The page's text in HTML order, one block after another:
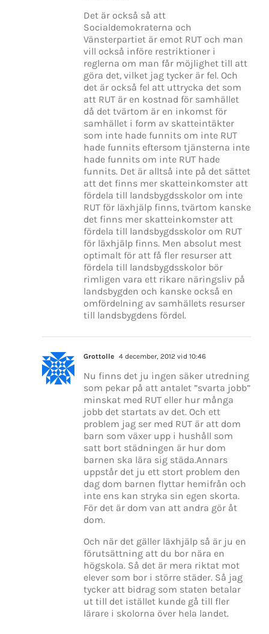
Det är också så att
Socialdemokraterna och
Vänsterpartiet är emot RUT och man
vill också införe restriktioner i
reglerna om man får möjlighet till att
göra det, vilket jag tycker är fel. Och
det är också fel att uttrycka det som
att RUT är en kostnad för samhället
då det tvärtom är en inkomst för
samhället i form av skatteintäkter
som inte hade funnits om inte RUT
hade funnits eftersom tjänsterna inte
hade funnits om inte RUT hade
funnits. Det är alltså inte på det sättet
att det finns mer skatteinkomster att
fördela till landsbygdsskolor om inte
RUT för läxhjälp finns, tvärtom kanske
det finns mer skatteinkomster att
fördela till landsbygdsskolor om RUT
för läxhjälp finns. Men absolut mest
optimalt för att få fler resurser att
fördela till landsbygdsskolor bör
rimligen vara ett rikare näringsliv på
landsbygden och kanske också en
omfördelning av samhällets resurser
till landsbygdens fördel.
Grottolle 4 december, 2012 vid 10:46
Nu finns det ju ingen säker utredning
som pekar på att antalet ”svarta jobb”
minskat med RUT eller hur många
jobb det startats av det. Och ett
problem jag ser med RUT är att dom
barn som växer upp i hushåll som
satt bort städningen är hur dom
barnen ska lära sig städa.Annars
uppstår det ju ett stort problem den
dag dom barnen flyttar hemifrån och
inte ens kan stryka sin egen skorta.
För det är dom van att andra gör åt
dom.
Och när det gäller läxhjälp så är ju en
förutsättning att du bor nära en
högskola. Så det är mera riktat mot
elever som bor i större städer. Så jag
tycker att bidrag som staten betalar
ut till det istället kunde gå till fler
lärare i skolorna över hela landet.